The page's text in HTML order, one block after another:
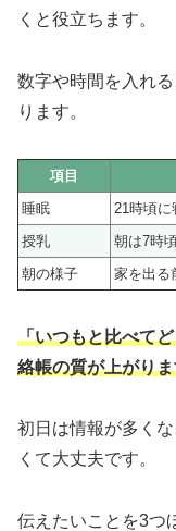
くと役立ちます。
数字や時間を入れ
ります。
項目
睡眠
21時頃に
授乳
朝は7時
朝の様子
家を出る
「いつもと比べて
絡帳の質が上がり
初日は情報が多く
くて大丈夫です。
伝えたいことを3つ